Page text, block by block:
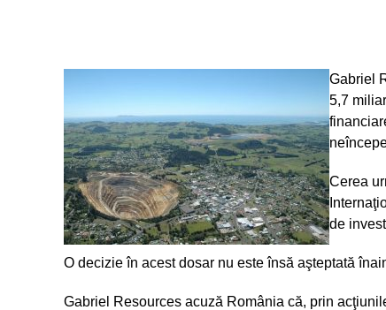
Gabriel
5,7
Cerea
de
O decizie în acest dosar nu este însă aşteptată
Gabriel Resources acuză România că, prin